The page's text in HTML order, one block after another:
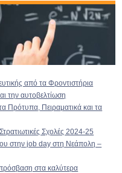
από τα Φροντιστήρια
την αυτοβελτίωση
Πρότυπα, Πειραματικά και τα
Σχολές 2024-25
στην job day στη Νεάπολη –
στα καλύτερα